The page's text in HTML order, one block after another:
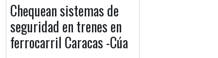
Chequean sistemas de
seguridad en trenes en
ferrocarril Caracas -Cúa